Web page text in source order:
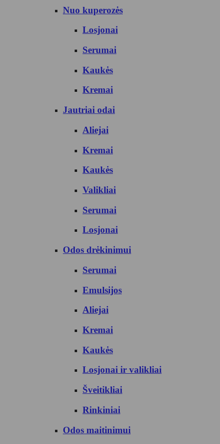
Nuo kuperozės
Losjonai
Serumai
Kaukės
Kremai
Jautriai odai
Aliejai
Kremai
Kaukės
Valikliai
Serumai
Losjonai
Odos drėkinimui
Serumai
Emulsijos
Aliejai
Kremai
Kaukės
Losjonai ir valikliai
Šveitikliai
Rinkiniai
Odos maitinimui